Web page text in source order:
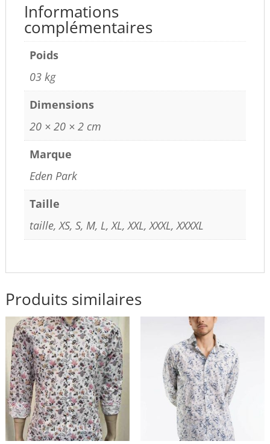
Informations
complémentaires
Poids
03 kg
Dimensions
20 × 20 × 2 cm
Marque
Eden Park
Taille
taille, XS, S, M, L, XL, XXL, XXXL, XXXXL
Produits similaires